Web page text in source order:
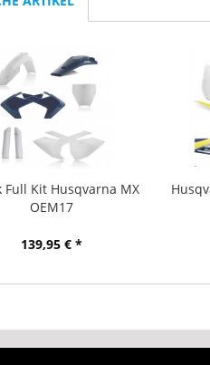
Full Kit Husqvarna MX
OEM17
139,95 € *